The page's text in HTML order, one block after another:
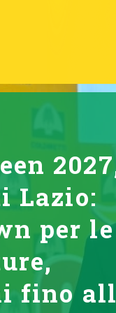
Lazio:
per le
fino